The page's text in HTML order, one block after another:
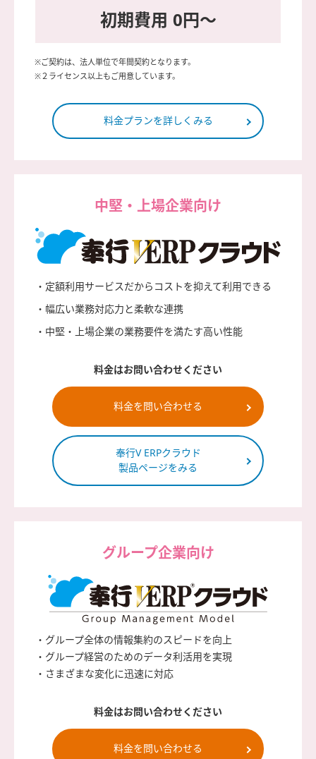
初期費用 0円〜
※ご契約は、法人単位で年間契約となります。
※２ライセンス以上もご用意しています。
料金プランを詳しくみる
中堅・上場企業向け
・定額利用サービスだからコストを抑えて利用できる
・幅広い業務対応力と柔軟な連携
・中堅・上場企業の業務要件を満たす高い性能
料金はお問い合わせください
料金を問い合わせる
奉行V ERPクラウド
製品ページをみる
グループ企業向け
・グループ全体の情報集約のスピードを向上
・グループ経営のためのデータ利活用を実現
・さまざまな変化に迅速に対応
料金はお問い合わせください
料金を問い合わせる